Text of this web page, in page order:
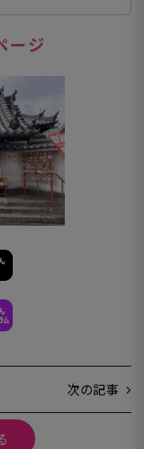
ージ
次の記事